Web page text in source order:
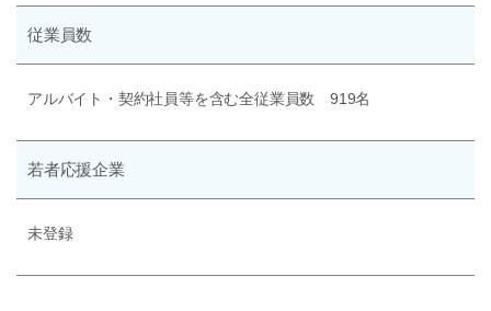
従業員数
アルバイト・契約社員等を含む全従業員数 919名
若者応援企業
未登録